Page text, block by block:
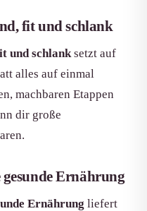
fit und schlank
und schlanksetzt auf
alles auf einmal
machbaren Etappen
dir große
Ernährung
Ernährung liefert